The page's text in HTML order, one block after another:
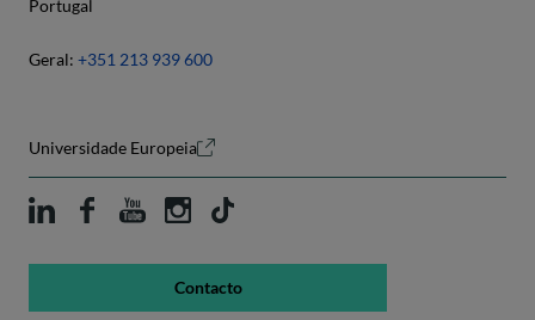
Portugal
Geral: +351 213 939 600
Universidade Europeia
Contacto